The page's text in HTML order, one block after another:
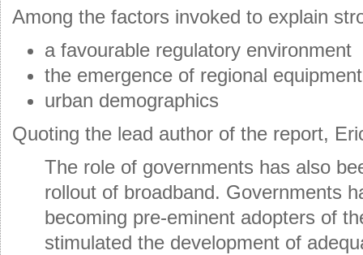
Among the factors invoked to explain
a favourable regulatory environment
the emergence of regional
urban demographics
Quoting the lead author of the report,
The role of governments has also
rollout of broadband. Governments
becoming pre-eminent adopters of
stimulated the development of